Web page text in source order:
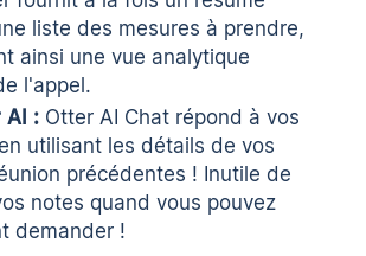
liste des mesures à prendre,
ainsi une vue analytique
l'appel.
AI : Otter AI Chat répond à vos
utilisant les détails de vos
précédentes ! Inutile de
notes quand vous pouvez
demander !